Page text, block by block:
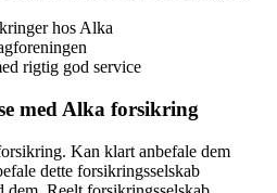
hos Alka
rigtig god service
med Alka forsikring
Kan klart anbefale dem
dette forsikringsselskab